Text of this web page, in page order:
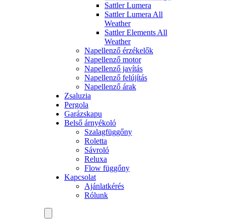
Sattler Lumera
Sattler Lumera All
Weather
Sattler Elements All
Weather
Napellenző érzékelők
Napellenző motor
Napellenző javítás
Napellenző felújítás
Napellenző árak
Zsaluzia
Pergola
Garázskapu
Belső árnyékoló
Szalagfüggőny
Roletta
Sávroló
Reluxa
Flow függőny
Kapcsolat
Ajánlatkérés
Rólunk